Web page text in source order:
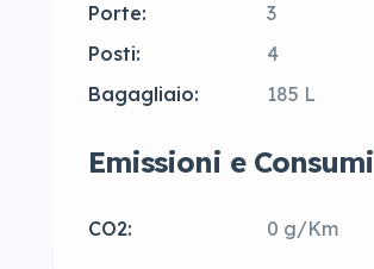
Porte:
3
Posti:
4
Bagagliaio:
185 L
Emissioni e Consumi
CO2: 0 g/Km